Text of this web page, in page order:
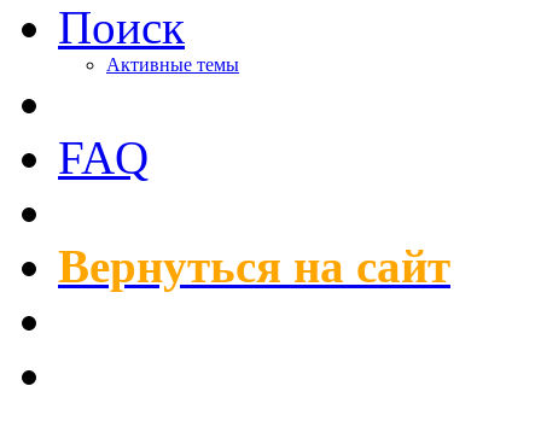
Поиск
Активные темы
FAQ
Вернуться на сайт